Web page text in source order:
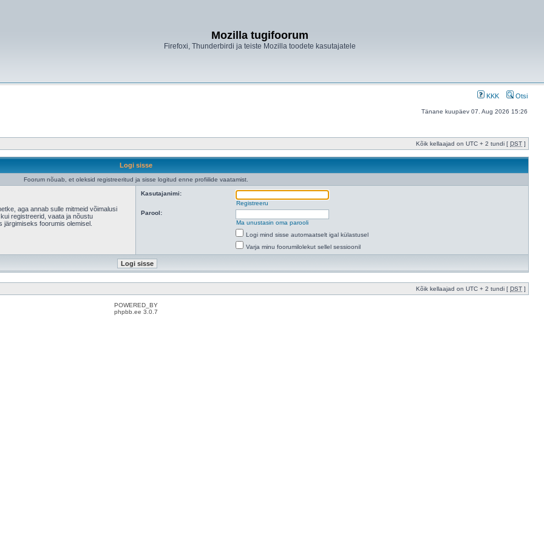
Mozilla tugifoorum
Firefoxi, Thunderbirdi ja teiste Mozilla toodete kasutajatele
KKK Otsi
Tänane kuupäev 07. Aug 2026 15:26
Kõik kellaajad on UTC + 2 tundi [ DST ]
Logi sisse
Foorum nõuab, et oleksid registreeritud ja sisse logitud enne profiilide vaatamist.
aga annab sulle mitmeid võimalusi
registreerid, vaata ja nõustu
järgimiseks foorumis olemisel.
Kasutajanimi:
Registreeru
Parool:
Ma unustasin oma parooli
Logi mind sisse automaatselt igal külastusel
Varja minu foorumilolekut sellel sessioonil
Kõik kellaajad on UTC + 2 tundi [ DST ]
POWERED_BY
phpbb.ee 3.0.7